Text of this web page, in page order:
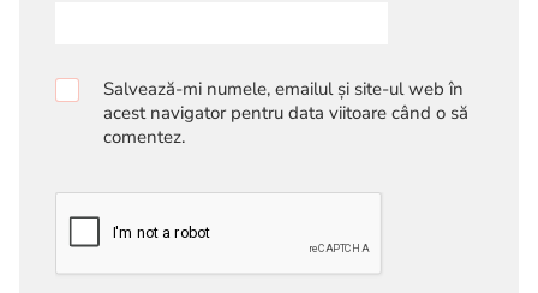
Salvează-mi numele, emailul și site-ul web în
acest navigator pentru data viitoare când o să
comentez.